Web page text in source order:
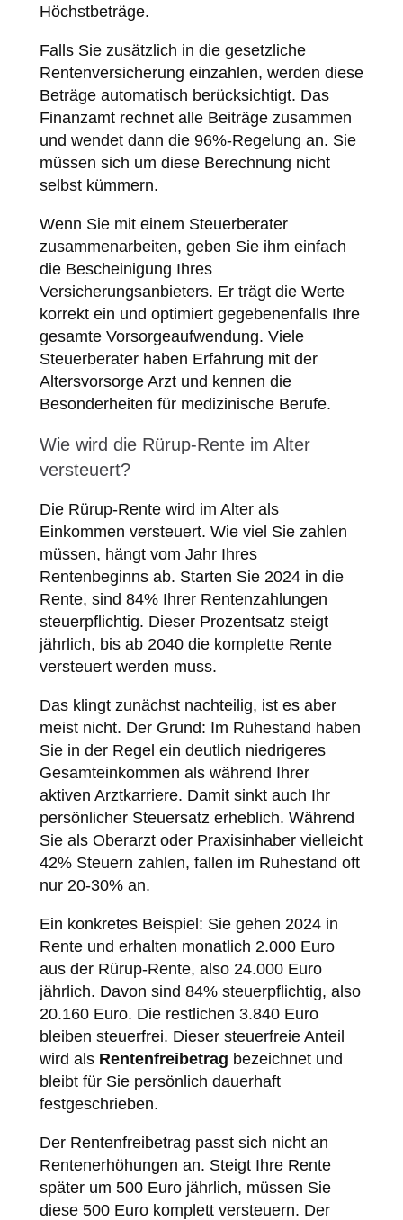
Höchstbeträge.
Falls Sie zusätzlich in die gesetzliche
Rentenversicherung einzahlen, werden diese
Beträge automatisch berücksichtigt. Das
Finanzamt rechnet alle Beiträge zusammen
und wendet dann die 96%-Regelung an. Sie
müssen sich um diese Berechnung nicht
selbst kümmern.
Wenn Sie mit einem Steuerberater
zusammenarbeiten, geben Sie ihm einfach
die Bescheinigung Ihres
Versicherungsanbieters. Er trägt die Werte
korrekt ein und optimiert gegebenenfalls Ihre
gesamte Vorsorgeaufwendung. Viele
Steuerberater haben Erfahrung mit der
Altersvorsorge Arzt und kennen die
Besonderheiten für medizinische Berufe.
Wie wird die Rürup-Rente im Alter
versteuert?
Die Rürup-Rente wird im Alter als
Einkommen versteuert. Wie viel Sie zahlen
müssen, hängt vom Jahr Ihres
Rentenbeginns ab. Starten Sie 2024 in die
Rente, sind 84% Ihrer Rentenzahlungen
steuerpflichtig. Dieser Prozentsatz steigt
jährlich, bis ab 2040 die komplette Rente
versteuert werden muss.
Das klingt zunächst nachteilig, ist es aber
meist nicht. Der Grund: Im Ruhestand haben
Sie in der Regel ein deutlich niedrigeres
Gesamteinkommen als während Ihrer
aktiven Arztkarriere. Damit sinkt auch Ihr
persönlicher Steuersatz erheblich. Während
Sie als Oberarzt oder Praxisinhaber vielleicht
42% Steuern zahlen, fallen im Ruhestand oft
nur 20-30% an.
Ein konkretes Beispiel: Sie gehen 2024 in
Rente und erhalten monatlich 2.000 Euro
aus der Rürup-Rente, also 24.000 Euro
jährlich. Davon sind 84% steuerpflichtig, also
20.160 Euro. Die restlichen 3.840 Euro
bleiben steuerfrei. Dieser steuerfreie Anteil
wird als Rentenfreibetrag bezeichnet und
bleibt für Sie persönlich dauerhaft
festgeschrieben.
Der Rentenfreibetrag passt sich nicht an
Rentenerhöhungen an. Steigt Ihre Rente
später um 500 Euro jährlich, müssen Sie
diese 500 Euro komplett versteuern. Der